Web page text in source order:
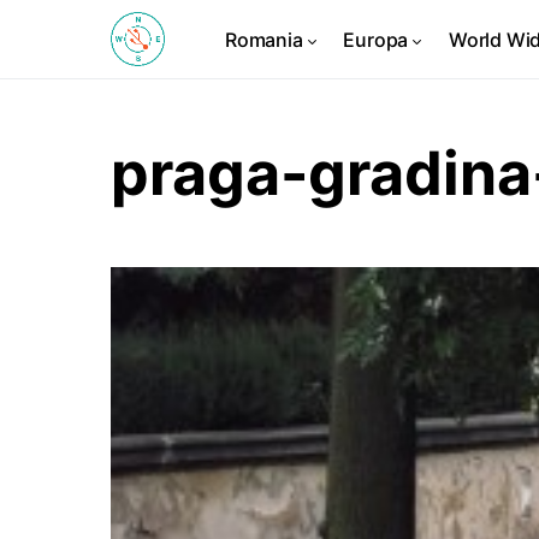
Romania Europa World
praga-